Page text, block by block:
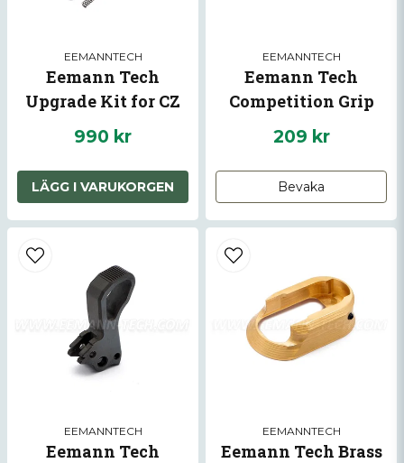
EEMANNTECH
Eemann Tech
Upgrade Kit for CZ
Shadow 2
990 kr
LÄGG I VARUKORGEN
EEMANNTECH
Eemann Tech
Competition Grip
Tape for GLOCK17
GEN5
209 kr
Bevaka
EEMANNTECH
Eemann Tech
EEMANNTECH
Eemann Tech Brass